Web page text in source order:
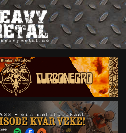
Nyheter
Omtaler
Intervjuer
Om oss
Abonner